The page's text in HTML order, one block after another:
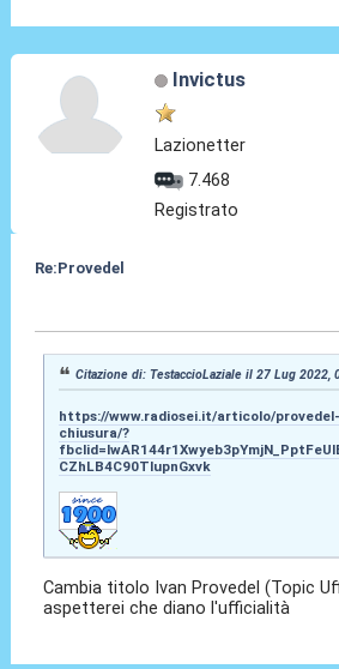
Invictus
Lazionetter
7.468
Registrato
Re:Provedel
Citazione di: TestaccioLaziale il 27 Lug 2022,
https://www.radiosei.it/articolo/
chiusura/?
CZhLB4C90TIupnGxvk
Cambia titolo Ivan Provedel (Topic
aspetterei che diano l'ufficialità